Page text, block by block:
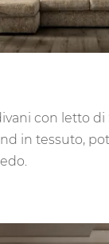
con letto di
in tessuto,